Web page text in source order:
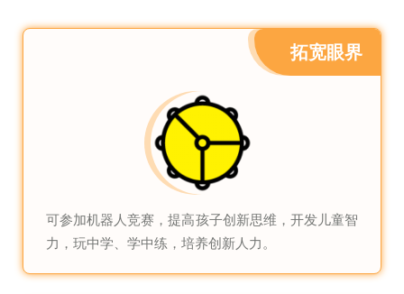
拓宽眼界
可参加机器人竞赛，提高孩子创新思维，开发儿童智
力，玩中学、学中练，培养创新人力。